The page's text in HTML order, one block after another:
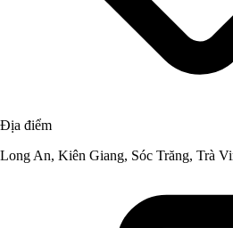
Địa điểm
Long An, Kiên Giang, Sóc Trăng, Trà